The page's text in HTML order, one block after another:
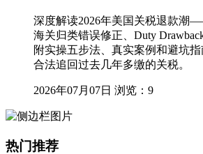
深度解读2026年美国关税退款潮
海关归类错误修正、Duty
附实操五步法、真实案例和避坑
合法追回过去几年多缴的关税。
2026年07月07日 浏览：9
热门推荐